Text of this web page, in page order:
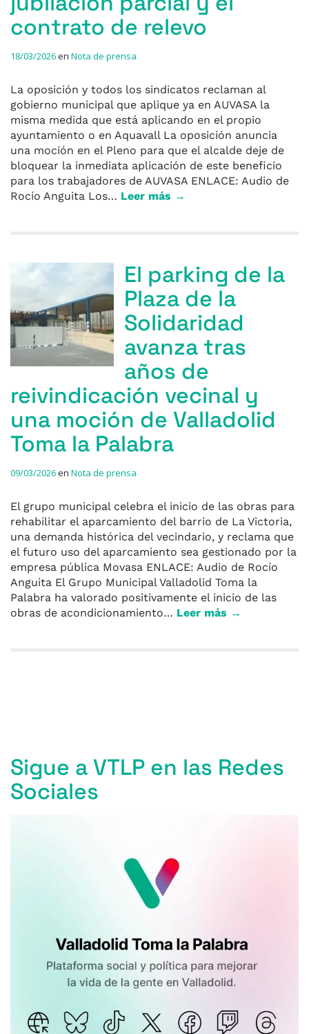
contrato de relevo
18/03/2026en Nota de prensa
La oposición y todos los sindicatos reclaman al
gobierno municipal que aplique ya en AUVASA la
misma medida que está aplicando en el propio
ayuntamiento o en Aquavall La oposición anuncia
una moción en el Pleno para que el alcalde deje de
bloquear la inmediata aplicación de este beneficio
para los trabajadores de AUVASA ENLACE: Audio de
Rocío Anguita Los… Leer más →
El parking de la
Plaza de la
Solidaridad
avanza tras
años de
reivindicación vecinal y
una moción de Valladolid
Toma la Palabra
09/03/2026en Nota de prensa
El grupo municipal celebra el inicio de las obras para
rehabilitar el aparcamiento del barrio de La Victoria,
una demanda histórica del vecindario, y reclama que
el futuro uso del aparcamiento sea gestionado por la
empresa pública Movasa ENLACE: Audio de Rocío
Anguita El Grupo Municipal Valladolid Toma la
Palabra ha valorado positivamente el inicio de las
obras de acondicionamiento… Leer más →
Sigue a VTLP en las Redes
Sociales